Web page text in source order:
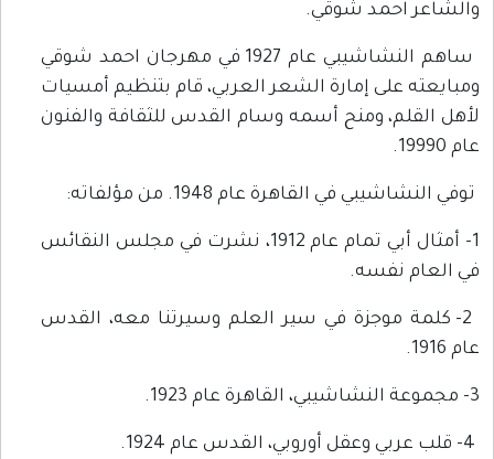
والشاعر احمد شوقي.
ساهم النشاشيبي عام 1927 في مهرجان احمد شوقي
ومبايعته على إمارة الشعر العربي، قام بتنظيم أمسيات
لأهل القلم، ومنح أسمه وسام القدس للثقافة والفنون
عام 19990.
توفي النشاشيبي في القاهرة عام 1948. من مؤلفاته:
1- أمثال أبي تمام عام 1912، نشرت في مجلس النقائس
في العام نفسه.
2- كلمة موجزة في سير العلم وسيرتنا معه، القدس
عام 1916.
3- مجموعة النشاشيبي، القاهرة عام 1923.